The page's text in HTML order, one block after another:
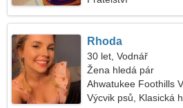
Rhoda
30 let, Vodnář
Žena hledá pár
Ahwatukee Foothills
americké
Výcvik psů, Klasická